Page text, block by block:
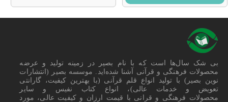
بی شک سال‌ها است که با نام بصیر در زمینه تولید و عرضه
محصولات فرهنگی و قرآنی آشنا شده‌اید. موسسه بصیر (انتشارات
نوین بصیر) با تولید انواع قلم قرآنی (با بهترین کیفیت، گارانتی
تعویض و خدمات عالی)، انواع کتاب نفیس و سایر
محصولات فرهنگی و قرانی با قیمت ارزان و کیفیت عالی، مورد